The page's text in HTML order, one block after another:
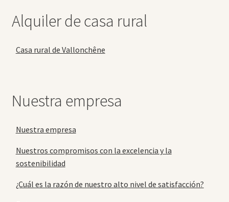
Alquiler de casa rural
Casa rural de Vallonchêne
Nuestra empresa
Nuestra empresa
Nuestros compromisos con la excelencia y la
sostenibilidad
¿Cuál es la razón de nuestro alto nivel de satisfacción?